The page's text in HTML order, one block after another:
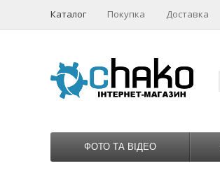
Каталог Покупка Доставка
ФОТО ТА ВІДЕО